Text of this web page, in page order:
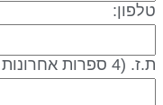
ספרות אחרונות לאימות):